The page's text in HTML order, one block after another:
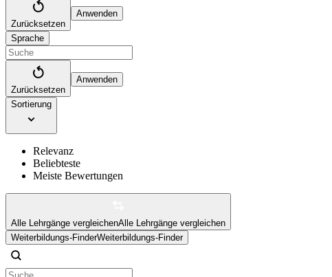
Zurücksetzen
Anwenden
Sprache
Zurücksetzen
Anwenden
Sortierung
Relevanz
Beliebteste
Meiste Bewertungen
Alle Lehrgänge vergleichenAlle Lehrgänge vergleichen
Weiterbildungs-FinderWeiterbildungs-Finder